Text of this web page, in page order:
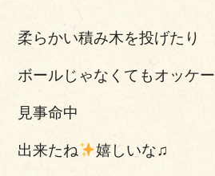
柔らかい積み木を投げたり
ボールじゃなくてもオッケー
見事命中
出来たね 嬉しいな♫